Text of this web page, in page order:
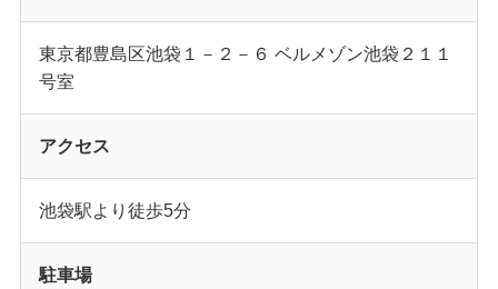
東京都豊島区池袋１－２－６ ベルメゾン池袋２１１
号室
アクセス
池袋駅より徒歩5分
駐車場